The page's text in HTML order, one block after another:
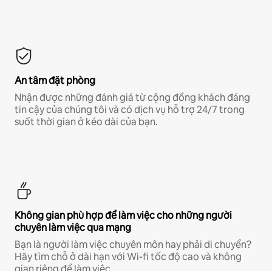
An tâm đặt phòng
Nhận được những đánh giá từ cộng đồng khách đáng
tin cậy của chúng tôi và có dịch vụ hỗ trợ 24/7 trong
suốt thời gian ở kéo dài của bạn.
Không gian phù hợp để làm việc cho những người
chuyên làm việc qua mạng
Bạn là người làm việc chuyên môn hay phải di chuyển?
Hãy tìm chỗ ở dài hạn với Wi-fi tốc độ cao và không